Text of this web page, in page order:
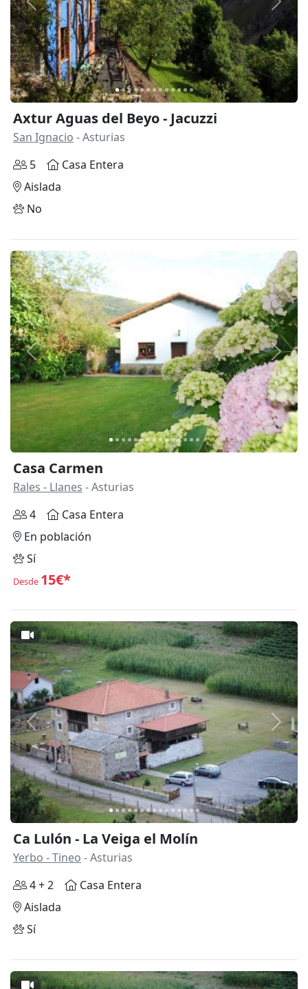
Anterior
Axtur Aguas del Beyo - Jacuzzi
San Ignacio - Asturias
5
Casa Entera
Aislada
No
Anterior
Casa Carmen
Rales - Llanes - Asturias
4
Casa Entera
En población
Sí
Desde 15€*
Anterior
Ca Lulón - La Veiga el Molín
Yerbo - Tineo - Asturias
4 + 2
Casa Entera
Aislada
Sí